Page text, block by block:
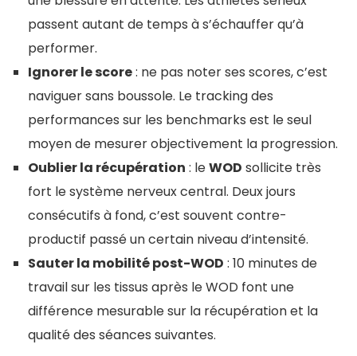
passent autant de temps à s’échauffer qu’à
performer.
Ignorer le score: ne pas noter ses scores, c’est
naviguer sans boussole. Le tracking des
performances sur les benchmarks est le seul
moyen de mesurer objectivement la progression.
Oublier la récupération : leWOD sollicite très
fort le système nerveux central. Deux jours
consécutifs à fond, c’est souvent contre-
productif passé un certain niveau d’intensité.
Sauter la mobilité post-WOD : 10 minutes de
travail sur les tissus après le WOD font une
différence mesurable sur la récupération et la
qualité des séances suivantes.